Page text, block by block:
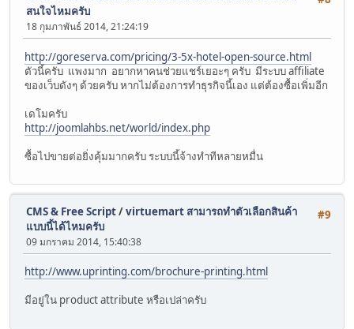
สนใจไหมครับ
18 กุมภาพันธ์ 2014, 21:24:19
http://goreserva.com/pricing/3-5x-hotel-open-source.html
ตัวนี้ครับ แพงมาก อยากหาคนช่วยแชร์เยอะๆ ครับ มีระบบ affiliate
ของเว็บดังๆ ด้วยครับ หากไม่ต้องการทำธุรกิจนี้เอง แต่ต้องซื้อเพิ่มอีก
เดโมครับ
http://joomlahbs.net/world/index.php
ซื้อไปขายต่อยิ่งคุ้มมากครับ ระบบนี้จ้างทำทีหลายหมื่น
#9
CMS & Free Script/virtuemart สามารถทำตัวเลือกสินค้า
แบบนี้ได้ไหมครับ
09 มกราคม 2014, 15:40:38
http://www.uprinting.com/brochure-printing.html
มีอยู่ใน product attribute หรือเปล่าครับ